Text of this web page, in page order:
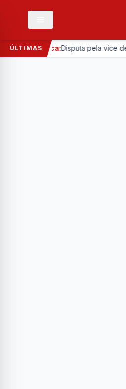
ÚLTIMAS
Política:Disputa pela vice de